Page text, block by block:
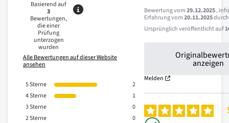
Basierend auf
3
Bewertungen,
die einer
Prüfung
unterzogen
wurden
Alle Bewertungen auf dieser Website
ansehen
5Sterne
2
4Sterne
1
3Sterne
0
2Sterne
0
Bewertung vom29.12.2025,
Erfahrung vom20.11.2025
Ursprünglich veröffentlicht auf
anzeigen
Melden